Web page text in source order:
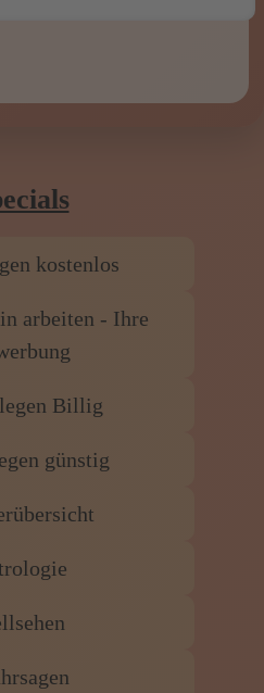
kostenlos
arbeiten - Ihre
Billig
günstig